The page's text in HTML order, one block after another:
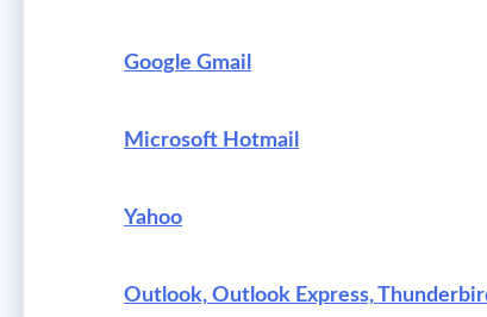
Google Gmail
Microsoft Hotmail
Yahoo
Outlook, Outlook Express,